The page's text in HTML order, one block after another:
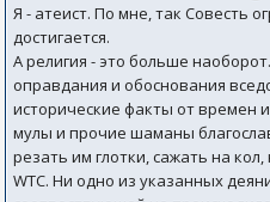
Я - атеист. По мне, так Совесть
достигается.
А религия - это больше
оправдания и обоснования
исторические факты от времен
мулы и прочие шаманы
резать им глотки, сажать на
WTC. Ни одно из указанных